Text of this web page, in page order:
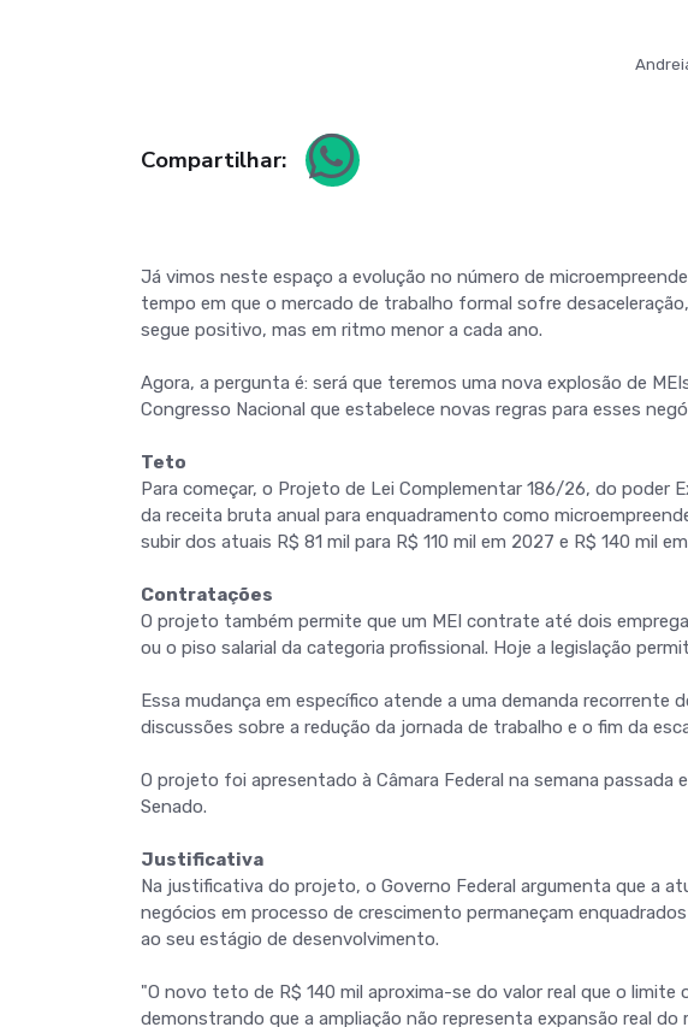
Compartilhar:
Já vimos neste espaço a evolução no número de
tempo em que o mercado de trabalho formal sofre
segue positivo, mas em ritmo menor a cada ano.
Agora, a pergunta é: será que teremos uma nova explosão de
Congresso Nacional que estabelece novas regras para esses
Teto
Para começar, o Projeto de Lei Complementar 186/26, do
da receita bruta anual para enquadramento como
subir dos atuais R$ 81 mil para R$ 110 mil em 2027 e R$ 140 mil
Contratações
O projeto também permite que um MEI contrate até dois
ou o piso salarial da categoria profissional. Hoje a legislação
Essa mudança em específico atende a uma demanda recorrente
discussões sobre a redução da jornada de trabalho e o fim da
O projeto foi apresentado à Câmara Federal na semana passada
Senado.
Justificativa
Na justificativa do projeto, o Governo Federal argumenta que a
negócios em processo de crescimento permaneçam
ao seu estágio de desenvolvimento.
"O novo teto de R$ 140 mil aproxima-se do valor real que o
demonstrando que a ampliação não representa expansão real